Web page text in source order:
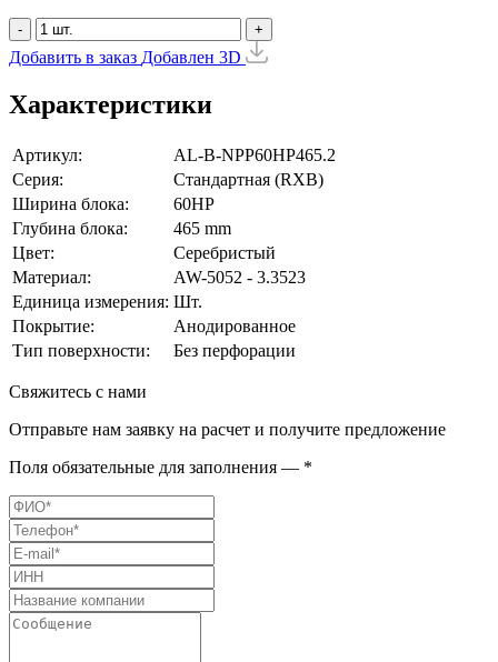
- +
Добавить в заказ Добавлен 3D
Характеристики
Артикул:
AL-B-NPP60HP465.2
Серия:
Стандартная (RXB)
Ширина блока:
60HP
Глубина блока:
465 mm
Цвет:
Серебристый
Материал:
AW-5052 - 3.3523
Единица измерения: Шт.
Покрытие:
Анодированное
Тип поверхности:
Без перфорации
Свяжитесь с нами
Отправьте нам заявку на расчет и получите предложение
Поля обязательные для заполнения — *